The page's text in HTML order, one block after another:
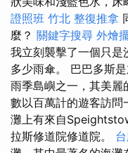
證照班 竹北 整復推拿
麼？ 關鍵字搜尋 外燴
我立刻襲擊了一個只是
多少雨傘。 巴巴多斯
雨季島嶼之一，其美麗
數以百萬計的遊客訪
灘上有來自
拉斯修道院修道院。